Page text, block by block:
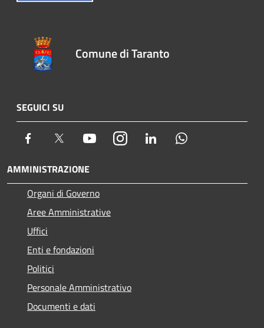
Comune di Taranto
SEGUICI SU
Facebook Twitter YoutubeInstagram LinkedIn
AMMINISTRAZIONE
Organi di Governo
Aree Amministrative
Uffici
Enti e fondazioni
Politici
Personale Amministrativo
Documenti e dati